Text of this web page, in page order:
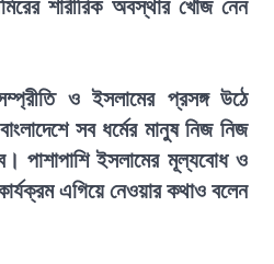
শারীরিক অবস্থার খোঁজ নেন
ও ইসলামের প্রসঙ্গ উঠে
সব ধর্মের মানুষ নিজ নিজ
পাশাপাশি ইসলামের মূল্যবোধ ও
এগিয়ে নেওয়ার কথাও বলেন